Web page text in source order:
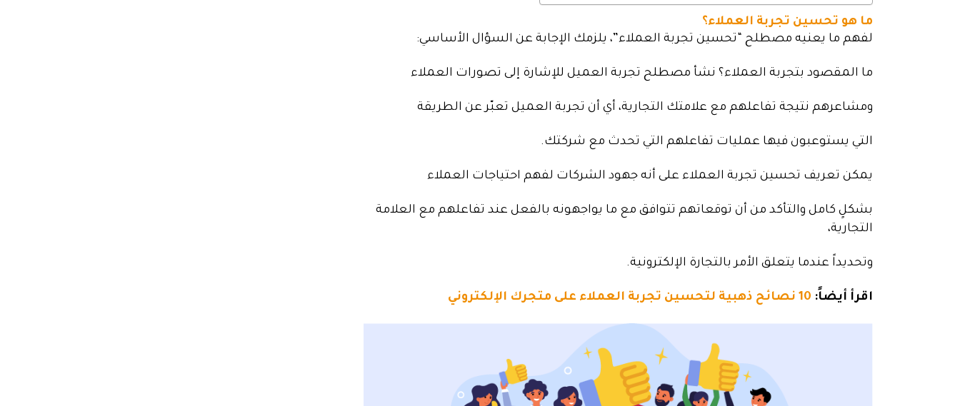
ما هو تحسين تجربة العملاء؟
لفهم ما يعنيه مصطلح “تحسين تجربة العملاء”، يلزمك الإجابة عن السؤال الأساسي:
ما المقصود بتجربة العملاء؟ نشأ مصطلح تجربة العميل للإشارة إلى تصورات العملاء
ومشاعرهم نتيجة تفاعلهم مع علامتك التجارية، أي أن تجربة العميل تعبّر عن الطريقة
التي يستوعبون فيها عمليات تفاعلهم التي تحدث مع شركتك.
يمكن تعريف تحسين تجربة العملاء على أنه جهود الشركات لفهم احتياجات العملاء
بشكلٍ كامل والتأكد من أن توقعاتهم تتوافق مع ما يواجهونه بالفعل عند تفاعلهم مع العلامة
التجارية،
وتحديداً عندما يتعلق الأمر بالتجارة الإلكترونية.
اقرأ أيضاً: 10 نصائح ذهبية لتحسين تجربة العملاء على متجرك الإلكتروني